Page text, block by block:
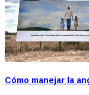
Cómo manejar la